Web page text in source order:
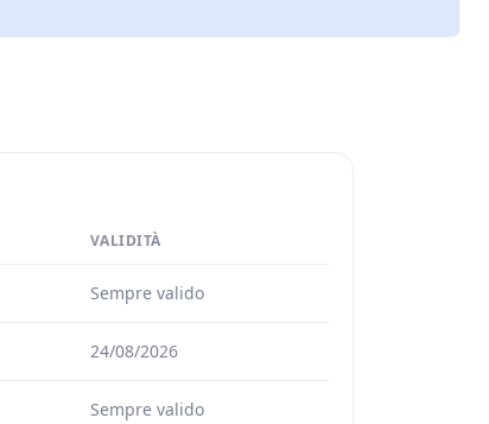
VALIDITÀ
Sempre valido
24/08/2026
Sempre valido